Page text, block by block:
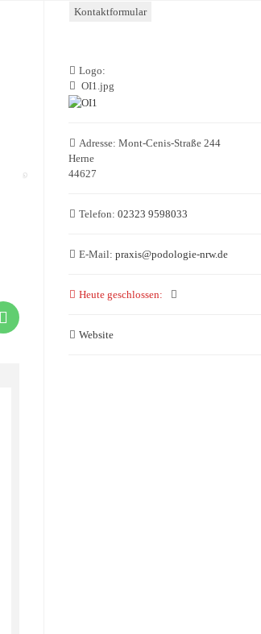
Kontaktformular
Logo:
OI1.jpg
Adresse: Mont-Cenis-Straße 244
Herne
44627
Telefon: 02323 9598033
E-Mail: praxis@podologie-nrw.de
Heute geschlossen:
Website